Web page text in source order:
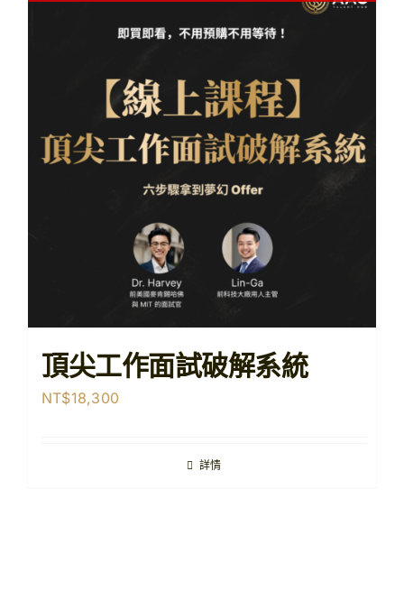
頂尖工作面試破解系統
NT$18,300
詳情